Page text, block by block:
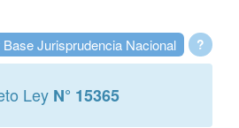
?
Base Jurisprudencia Nacional
Ley N° 15365